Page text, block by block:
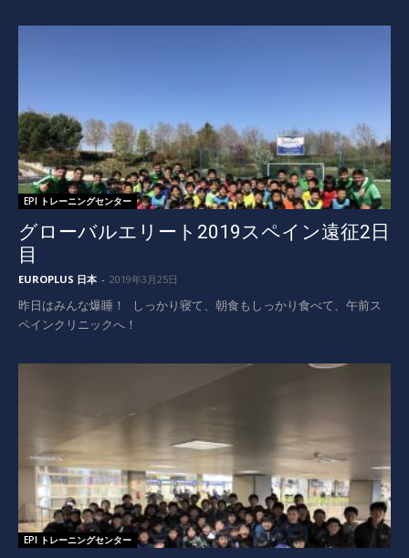
EPI トレーニングセンター
グローバルエリート2019スペイン遠征2日
目
EUROPLUS 日本 - 2019年3月25日
昨日はみんな爆睡！ しっかり寝て、朝食もしっかり食べて、午前ス
ペインクリニックへ！
EPI トレーニングセンター